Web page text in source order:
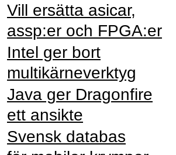
Vill ersätta asicar,
assp:er och FPGA:er
Intel ger bort
multikärneverktyg
Java ger Dragonfire
ett ansikte
Svensk databas